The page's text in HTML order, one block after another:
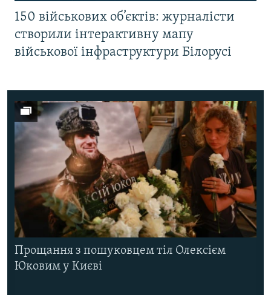
150 військових об’єктів: журналісти
створили інтерактивну мапу
військової інфраструктури Білорусі
Прощання з пошуковцем тіл Олексієм
Юковим у Києві